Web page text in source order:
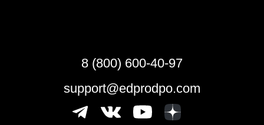
8 (800) 600-40-97
support@edprodpo.com